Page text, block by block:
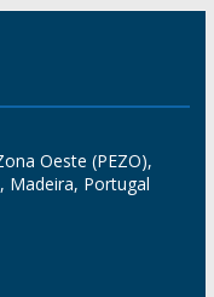
Oeste (PEZO),
Madeira, Portugal